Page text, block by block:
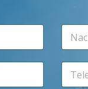
N
c
h
a
T